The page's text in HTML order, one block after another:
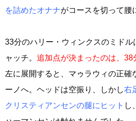
を詰めたオナナがコースを切って腰
33分のハリー・ウィンクスのミドル
ャッチ。 追加点が決まったのは、38
左に展開すると、マゥラウィの正確
ーノへ。ヘッドは空振り、しかし右
クリスティアンセンの腿にヒット し